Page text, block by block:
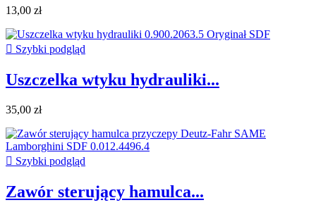
13,00 zł
 Szybki podgląd
Uszczelka wtyku hydrauliki...
35,00 zł
 Szybki podgląd
Zawór sterujący hamulca...